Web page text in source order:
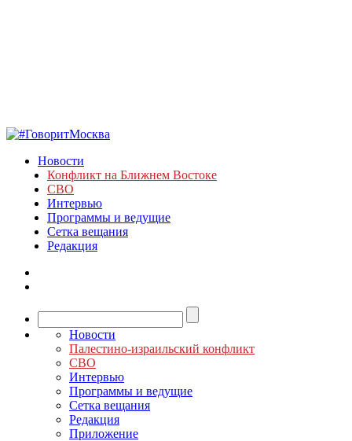
Новости
Конфликт на Ближнем Востоке
СВО
Интервью
Программы и ведущие
Сетка вещания
Редакция
Новости
Палестино-израильский конфликт
СВО
Интервью
Программы и ведущие
Сетка вещания
Редакция
Приложение